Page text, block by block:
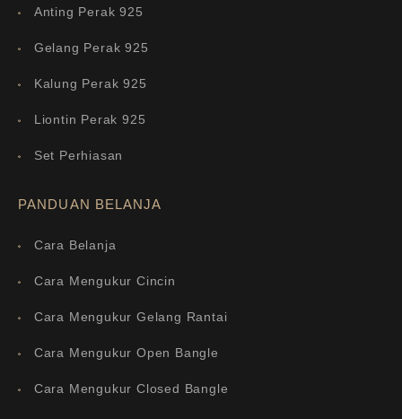
Anting Perak 925
Gelang Perak 925
Kalung Perak 925
Liontin Perak 925
Set Perhiasan
PANDUAN BELANJA
Cara Belanja
Cara Mengukur Cincin
Cara Mengukur Gelang Rantai
Cara Mengukur Open Bangle
Cara Mengukur Closed Bangle